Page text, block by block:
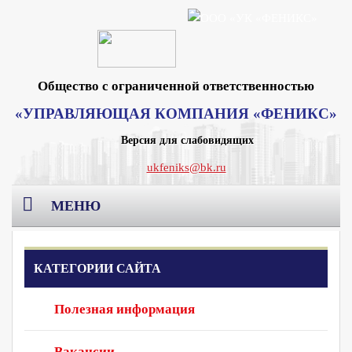
Общество с ограниченной ответственностью
«УПРАВЛЯЮЩАЯ КОМПАНИЯ «ФЕНИКС»
Версия для слабовидящих
ukfeniks@bk.ru
МЕНЮ
Главная
О компании
Реквизиты Москва
Раскрытие информации
КАТЕГОРИИ САЙТА
Полезная информация